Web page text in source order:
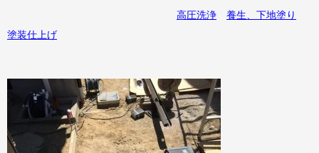
高圧洗浄
養生、下地塗り
塗装仕上げ